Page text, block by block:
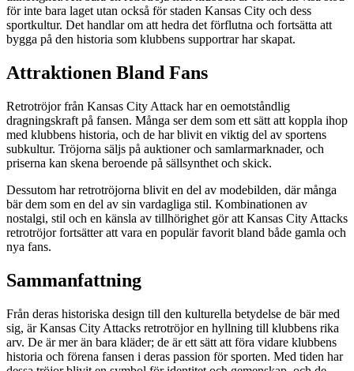
för inte bara laget utan också för staden Kansas City och dess
sportkultur. Det handlar om att hedra det förflutna och fortsätta att
bygga på den historia som klubbens supportrar har skapat.
Attraktionen Bland Fans
Retrotröjor från Kansas City Attack har en oemotståndlig
dragningskraft på fansen. Många ser dem som ett sätt att koppla ihop
med klubbens historia, och de har blivit en viktig del av sportens
subkultur. Tröjorna säljs på auktioner och samlarmarknader, och
priserna kan skena beroende på sällsynthet och skick.
Dessutom har retrotröjorna blivit en del av modebilden, där många
bär dem som en del av sin vardagliga stil. Kombinationen av
nostalgi, stil och en känsla av tillhörighet gör att Kansas City Attacks
retrotröjor fortsätter att vara en populär favorit bland både gamla och
nya fans.
Sammanfattning
Från deras historiska design till den kulturella betydelse de bär med
sig, är Kansas City Attacks retrotröjor en hyllning till klubbens rika
arv. De är mer än bara kläder; de är ett sätt att föra vidare klubbens
historia och förena fansen i deras passion för sporten. Med tiden har